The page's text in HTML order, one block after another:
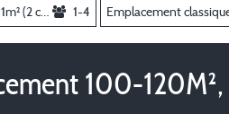
Bungalow Evolution 31m² (2 chambres, maximum 4 personnes) 1-4
100-